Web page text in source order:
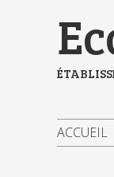
contenu.
Aller
la
ACCUEIL